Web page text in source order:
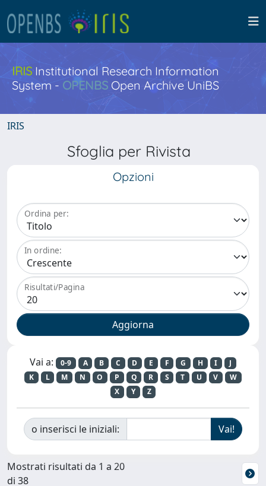
IRISInstitutional Research Information
System - OPENBS Open Archive UniBS
IRIS
Sfoglia per Rivista
Opzioni
Ordina per:
In ordine:
Risultati/Pagina
Vai a: 0-9 A B C D E F G H I
J
K
L M N O P Q R S T U V
W
X
Y Z
o inserisci le iniziali:
Mostrati risultati da 1 a 20
di 38